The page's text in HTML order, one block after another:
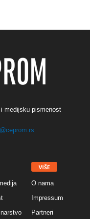
medijsku pismenost
VIŠE
O nama
Impressum
Partneri